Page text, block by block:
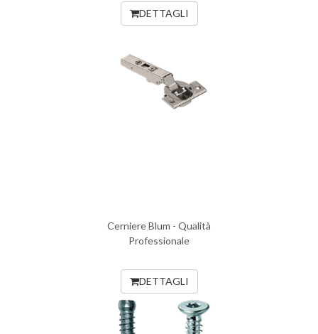
DETTAGLI
Cerniere Blum - Qualità
Professionale
DETTAGLI